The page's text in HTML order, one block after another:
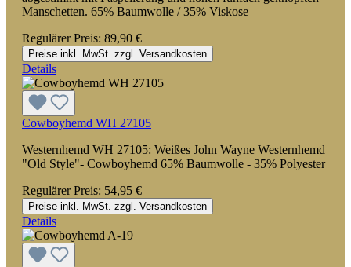
Manschetten. 65% Baumwolle / 35% Viskose
Regulärer Preis: 89,90 €
Preise inkl. MwSt. zzgl. Versandkosten
Details
Cowboyhemd WH 27105
Westernhemd WH 27105: Weißes John Wayne Westernhemd
"Old Style"- Cowboyhemd 65% Baumwolle - 35% Polyester
Regulärer Preis: 54,95 €
Preise inkl. MwSt. zzgl. Versandkosten
Details